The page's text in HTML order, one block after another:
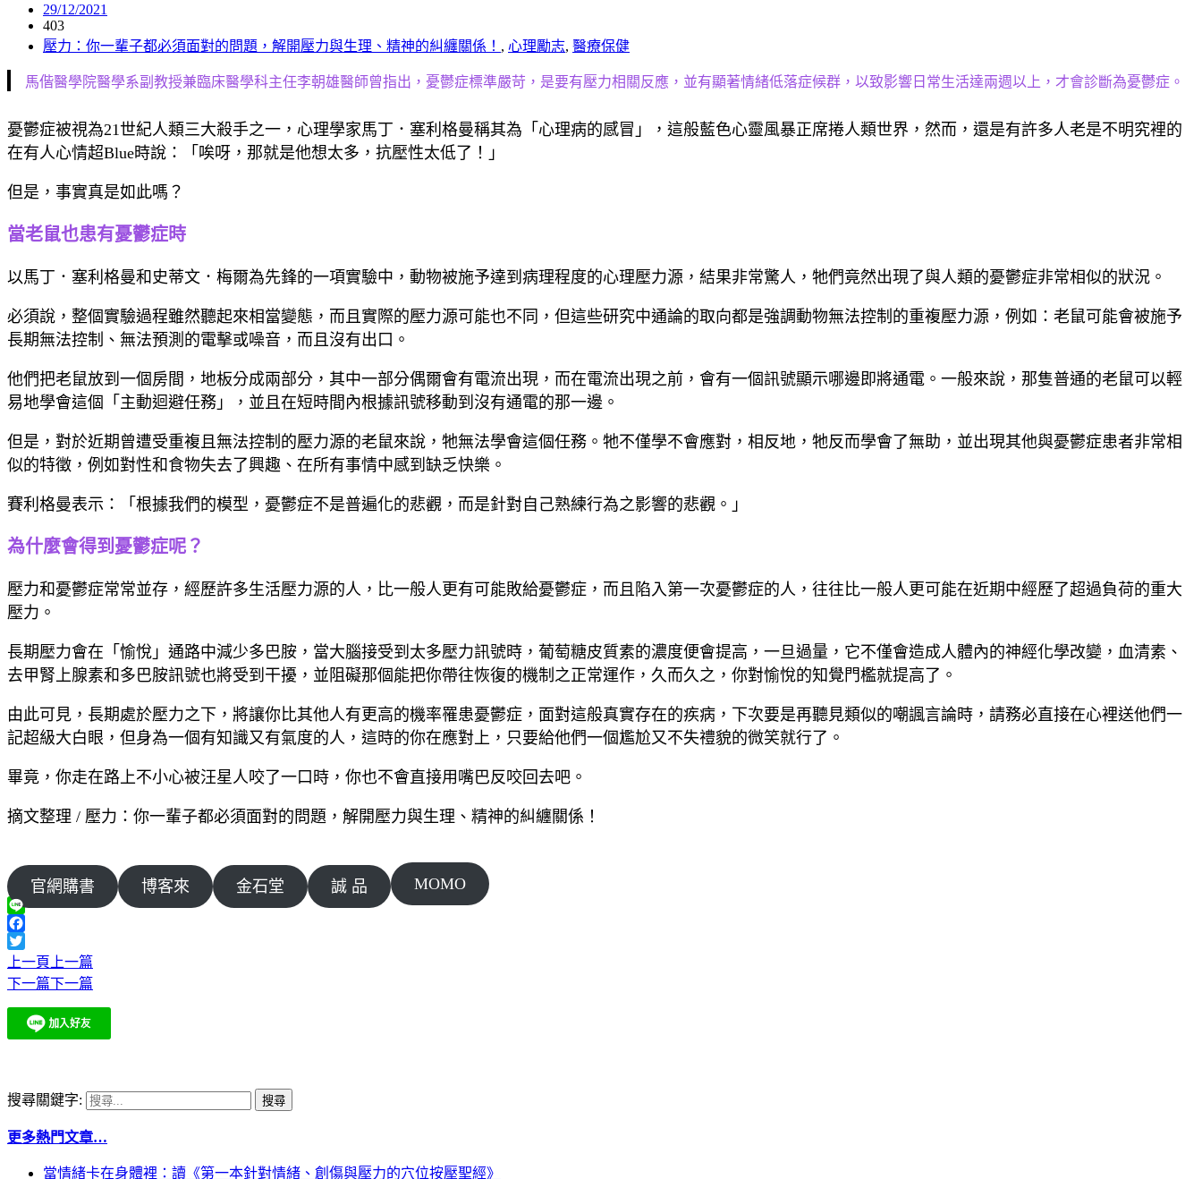
29/12/2021
403
壓力：你一輩子都必須面對的問題，解開壓力與生理、精神的糾纏關係！ , 心理勵志, 醫療保健
馬偕醫學院醫學系副教授兼臨床醫學科主任李朝雄醫師曾指出，憂鬱症標準嚴苛，是要有壓力相關反應，並有顯著情緒低落症候群，以致影響日常生活達兩週以上，才會診斷為憂鬱症。
憂鬱症被視為21世紀人類三大殺手之一，心理學家馬丁．塞利格曼稱其為「心理病的感冒」，這般藍色心靈風暴正席捲人類世界，然而，還是有許多人老是不明究裡的
在有人心情超Blue時說：「唉呀，那就是他想太多，抗壓性太低了！」
但是，事實真是如此嗎？
當老鼠也患有憂鬱症時
以馬丁．塞利格曼和史蒂文．梅爾為先鋒的一項實驗中，動物被施予達到病理程度的心理壓力源，結果非常驚人，牠們竟然出現了與人類的憂鬱症非常相似的狀況。
必須說，整個實驗過程雖然聽起來相當變態，而且實際的壓力源可能也不同，但這些研究中通論的取向都是強調動物無法控制的重複壓力源，例如：老鼠可能會被施予
長期無法控制、無法預測的電擊或噪音，而且沒有出口。
他們把老鼠放到一個房間，地板分成兩部分，其中一部分偶爾會有電流出現，而在電流出現之前，會有一個訊號顯示哪邊即將通電。一般來說，那隻普通的老鼠可以輕
易地學會這個「主動迴避任務」，並且在短時間內根據訊號移動到沒有通電的那一邊。
但是，對於近期曾遭受重複且無法控制的壓力源的老鼠來說，牠無法學會這個任務。牠不僅學不會應對，相反地，牠反而學會了無助，並出現其他與憂鬱症患者非常相
似的特徵，例如對性和食物失去了興趣、在所有事情中感到缺乏快樂。
賽利格曼表示：「根據我們的模型，憂鬱症不是普遍化的悲觀，而是針對自己熟練行為之影響的悲觀。」
為什麼會得到憂鬱症呢？
壓力和憂鬱症常常並存，經歷許多生活壓力源的人，比一般人更有可能敗給憂鬱症，而且陷入第一次憂鬱症的人，往往比一般人更可能在近期中經歷了超過負荷的重大
壓力。
長期壓力會在「愉悅」通路中減少多巴胺，當大腦接受到太多壓力訊號時，葡萄糖皮質素的濃度便會提高，一旦過量，它不僅會造成人體內的神經化學改變，血清素、
去甲腎上腺素和多巴胺訊號也將受到干擾，並阻礙那個能把你帶往恢復的機制之正常運作，久而久之，你對愉悅的知覺門檻就提高了。
由此可見，長期處於壓力之下，將讓你比其他人有更高的機率罹患憂鬱症，面對這般真實存在的疾病，下次要是再聽見類似的嘲諷言論時，請務必直接在心裡送他們一
記超級大白眼，但身為一個有知識又有氣度的人，這時的你在應對上，只要給他們一個尷尬又不失禮貌的微笑就行了。
畢竟，你走在路上不小心被汪星人咬了一口時，你也不會直接用嘴巴反咬回去吧。
摘文整理 / 壓力：你一輩子都必須面對的問題，解開壓力與生理、精神的糾纏關係！
官網購書 博客來 金石堂 誠 品 MOMO
Line
Facebook
Twitter
上一頁 上一篇
下一篇下一篇
搜尋關鍵字:
更多熱門文章…
當情緒卡在身體裡：讀《第一本針對情緒、創傷與壓力的穴位按壓聖經》